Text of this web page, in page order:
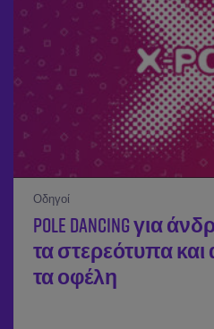
Οδηγοί
Pole Dancing για
τα στερεότυπα
τα οφέλη